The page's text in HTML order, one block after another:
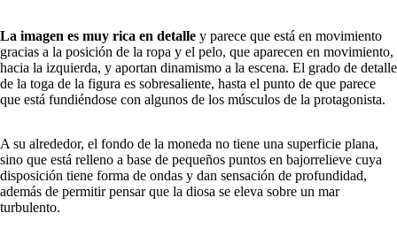
La imagen es muy rica en detalle y parece que está en movimiento
gracias a la posición de la ropa y el pelo, que aparecen en movimiento,
hacia la izquierda, y aportan dinamismo a la escena. El grado de detalle
de la toga de la figura es sobresaliente, hasta el punto de que parece
que está fundiéndose con algunos de los músculos de la protagonista.
A su alrededor, el fondo de la moneda no tiene una superficie plana,
sino que está relleno a base de pequeños puntos en bajorrelieve cuya
disposición tiene forma de ondas y dan sensación de profundidad,
además de permitir pensar que la diosa se eleva sobre un mar
turbulento.